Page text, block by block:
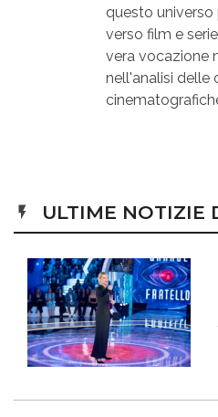
questo
verso film e
vera vocazione
nell'analisi delle
ULTIME NOTIZIE